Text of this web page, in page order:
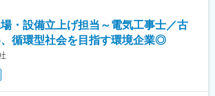
商品や新たな商品を提案してもらいます
型、提案型のスタイルになります
合によっては海外への出張もあります
場・設備立上げ担当～電気工事士／古
循環型社会を目指す環境企業◎